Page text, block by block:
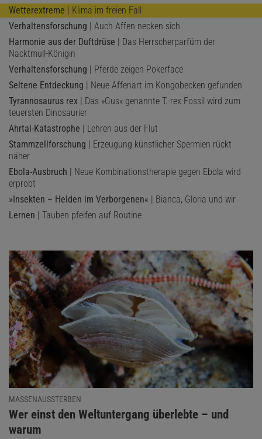
Wetterextreme | Klima im freien Fall
Verhaltensforschung | Auch Affen necken sich
Harmonie aus der Duftdrüse | Das Herrscherparfüm der
Nacktmull-Königin
Verhaltensforschung | Pferde zeigen Pokerface
Seltene Entdeckung | Neue Affenart im Kongobecken gefunden
Tyrannosaurus rex | Das »Gus« genannte T.-rex-Fossil wird zum
teuersten Dinosaurier
Ahrtal-Katastrophe | Lehren aus der Flut
Stammzellforschung | Erzeugung künstlicher Spermien rückt
näher
Ebola-Ausbruch | Neue Kombinationstherapie gegen Ebola wird
erprobt
»Insekten – Helden im Verborgenen« | Bianca, Gloria und wir
Lernen | Tauben pfeifen auf Routine
MASSENAUSSTERBEN
:
Wer einst den Weltuntergang überlebte – und
warum